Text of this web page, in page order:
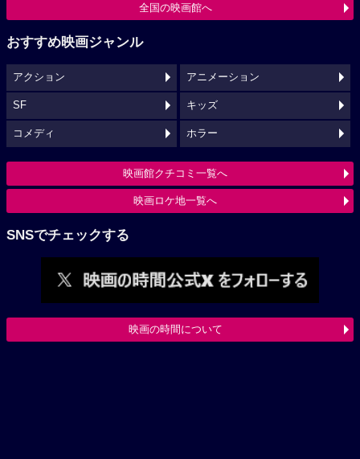
全国の映画館へ
おすすめ映画ジャンル
アクション アニメーション
SF キッズ
コメディ ホラー
映画館クチコミ一覧へ
映画ロケ地一覧へ
SNSでチェックする
映画の時間について